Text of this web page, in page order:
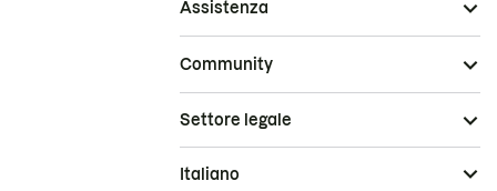
Assistenza
Community
Settore legale
Italiano